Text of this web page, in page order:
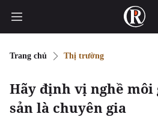
Trang chủ Thị trường
Hãy định vị nghề môi
sản là chuyên gia